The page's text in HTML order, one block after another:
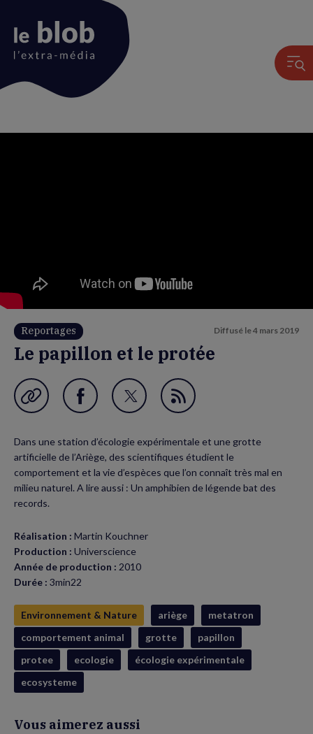
Reportages Diffusé le4 mars 2019
Le papillon et le protée
Garder en favori
Partager
Facebook
(nouvelle
fenêtre)
Partager
Twitter
(nouvelle
fenêtre)
Flux
Dans une station d’écologie expérimentale et une grotte
artificielle de l’Ariège, des scientifiques étudient le
comportement et la vie d’espèces que l’on connaît très mal en
milieu naturel. A lire aussi : Un amphibien de légende bat des
records.
Réalisation : Martin Kouchner
Production : Universcience
Année de production : 2010
Durée : 3min22
Environnement & Nature ariège
metatron
comportement animal
grotte
papillon
protee
ecologie
écologie expérimentale
ecosysteme
Vous aimerez aussi